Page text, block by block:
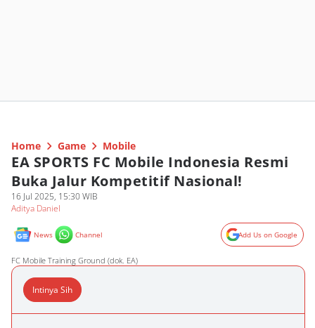
Home Game Mobile
EA SPORTS FC Mobile Indonesia Resmi
Buka Jalur Kompetitif Nasional!
16 Jul 2025, 15:30 WIB
Aditya Daniel
News Channel Add Us on Google
FC Mobile Training Ground (dok. EA)
Intinya Sih